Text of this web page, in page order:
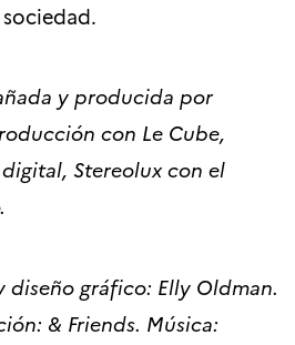
y producida por
con Le Cube,
Stereolux con el
gráfico: Elly Oldman.
& Friends. Música: